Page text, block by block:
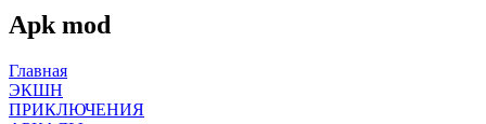
Apk mod
Главная
ЭКШН
ПРИКЛЮЧЕНИЯ